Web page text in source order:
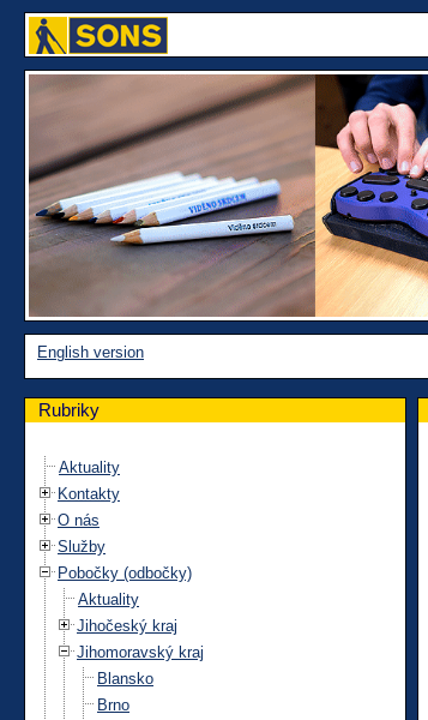
English version
Rubriky
Aktuality
Kontakty
O nás
Služby
Pobočky (odbočky)
Aktuality
Jihočeský kraj
Jihomoravský kraj
Blansko
Brno